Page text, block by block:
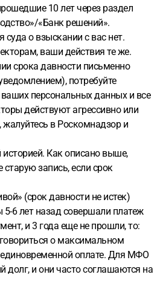
10 лет через раздел
«Банк решений».
суда о взыскании с вас нет.
ваши действия те же.
срока давности письменно
потребуйте
персональных данных и все
действуют агрессивно или
в Роскомнадзор и
историей. Как описано выше,
старую запись, если срок
(срок давности не истек)
5-6 лет назад совершали платеж
и 3 года еще не прошли, то:
о максимальном
оплате. Для МФО
долг, и они часто соглашаются на